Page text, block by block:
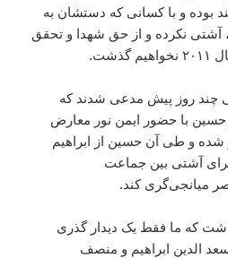
بوده و با کسانی که دستشان به
نکرده و از حق شهدا و تحقق
چند روز پیش مدعی شدند که
و حسین با حضور ایمن نور معارض
شده و طی آن حسین از ابراهیم
آشتی بین جماعت
میانجی‌گری کند.
که ما فقط یک دیدار گذری
الدین ابراهیم و منصف